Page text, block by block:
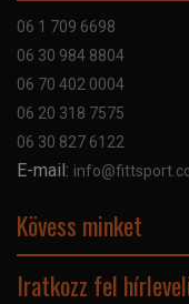
Adatvédelmi nyilatkozat
06 1 709 6698
06 30 984 8804
06 70 402 0004
06 20 318 7575
06 30 827 6122
E-mail:
Kövess minket
Iratkozz fel